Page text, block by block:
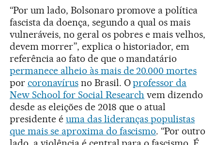
“Por um lado, Bolsonaro promove a política
fascista da doença, segundo a qual os mais
vulneráveis, no geral os pobres e mais velhos,
devem morrer”, explica o historiador, em
referência ao fato de que o mandatário
permanece alheio às mais de 20.000 mortes
por coronavírusno Brasil. Oprofessor da
New School for Social Research vem dizendo
desde as eleições de 2018 que o atual
presidente é uma das lideranças populistas
que mais se aproxima do fascismo. “Por outro